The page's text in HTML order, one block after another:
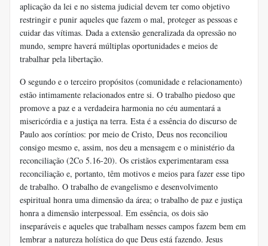
aplicação da lei e no sistema judicial devem ter como objetivo
restringir e punir aqueles que fazem o mal, proteger as pessoas e
cuidar das vítimas. Dada a extensão generalizada da opressão no
mundo, sempre haverá múltiplas oportunidades e meios de
trabalhar pela libertação.
O segundo e o terceiro propósitos (comunidade e relacionamento)
estão intimamente relacionados entre si. O trabalho piedoso que
promove a paz e a verdadeira harmonia no céu aumentará a
misericórdia e a justiça na terra. Esta é a essência do discurso de
Paulo aos coríntios: por meio de Cristo, Deus nos reconciliou
consigo mesmo e, assim, nos deu a mensagem e o ministério da
reconciliação (2Co 5.16-20). Os cristãos experimentaram essa
reconciliação e, portanto, têm motivos e meios para fazer esse tipo
de trabalho. O trabalho de evangelismo e desenvolvimento
espiritual honra uma dimensão da área; o trabalho de paz e justiça
honra a dimensão interpessoal. Em essência, os dois são
inseparáveis ​​e aqueles que trabalham nesses campos fazem bem em
lembrar a natureza holística do que Deus está fazendo. Jesus